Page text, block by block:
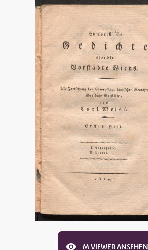
IM VIEWER ANSEHEN